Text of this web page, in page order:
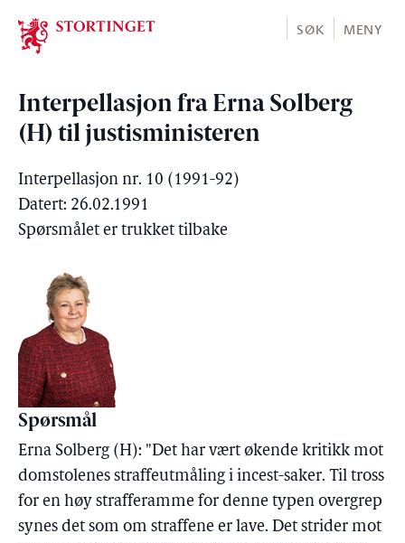
Stortinget.no
SØK MENY
Interpellasjon fra Erna Solberg
(H) til justisministeren
Interpellasjon nr. 10 (1991-92)
Datert: 26.02.1991
Spørsmålet er trukket tilbake
Spørsmål
Erna Solberg (H): "Det har vært økende kritikk mot
domstolenes straffeutmåling i incest-saker. Til tross
for en høy strafferamme for denne typen overgrep
synes det som om straffene er lave. Det strider mot